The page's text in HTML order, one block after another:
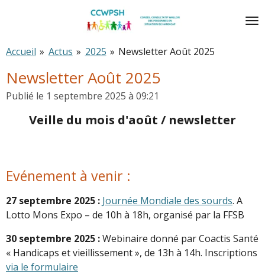
principal
Accueil » Actus » 2025 » Newsletter Août 2025
Newsletter Août 2025
Publié le 1 septembre 2025 à 09:21
Veille du mois d'août / newsletter
Evénement à venir :
27 septembre 2025 : Journée Mondiale des sourds. A
Lotto Mons Expo – de 10h à 18h, organisé par la FFSB
30 septembre 2025 :Webinaire donné par Coactis Santé
« Handicaps et vieillissement », de 13h à 14h. Inscriptions
via le formulaire